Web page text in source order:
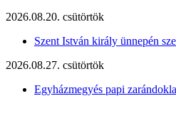
2026.08.20. csütörtök
Szent István király ünnepén
2026.08.27. csütörtök
Egyházmegyés papi